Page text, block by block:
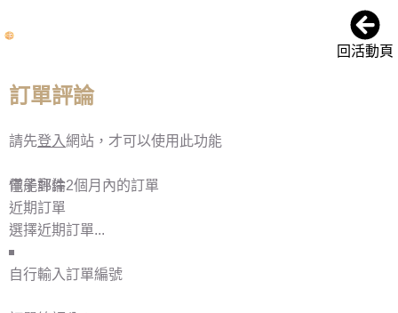
回活動頁
訂單評論
請先登入網站，才可以使用此功能
電子郵件
僅能評論2個月內的訂單
近期訂單
自行輸入訂單編號